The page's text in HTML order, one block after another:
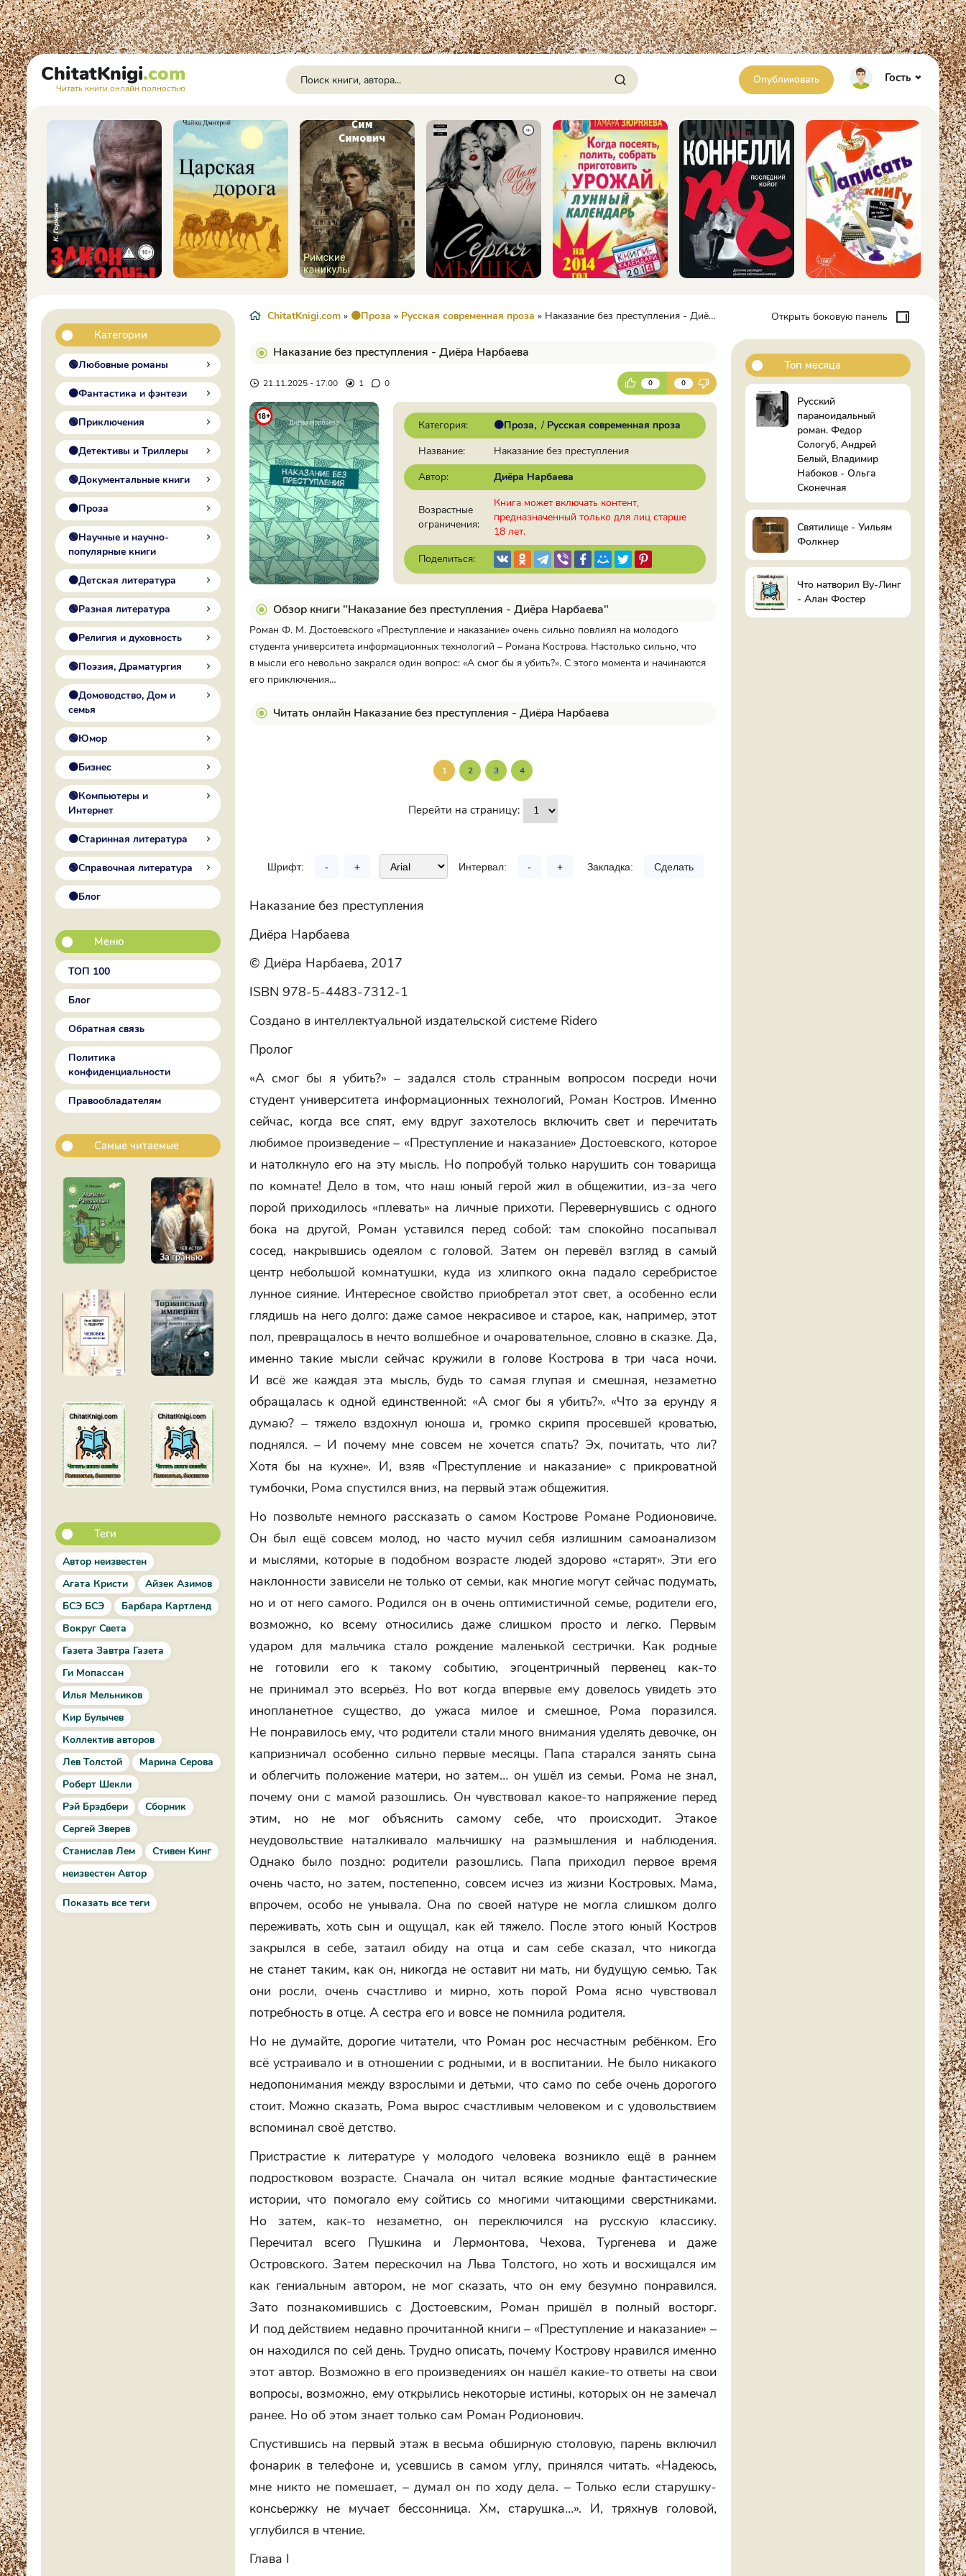
ChitatKnigi.com
Читать книги онлайн полностью
Опубликовать Гость
Категории
🟢Любовные романы
🟠Фантастика и фэнтези
🟢Приключения
🟠Детективы и Триллеры
🟢Документальные книги
🟠Проза
🟢Научные и научно-
популярные книги
🟠Детская литература
🟢Разная литература
🟠Религия и духовность
🟢Поэзия, Драматургия
🟠Домоводство, Дом и
семья
🟢Юмор
🟠Бизнес
🟢Компьютеры и
Интернет
🟠Старинная литература
🟢Справочная литература
🟠Блог
Меню
ТОП 100
Блог
Обратная связь
Политика
конфиденциальности
Правообладателям
Самые читаемые
Теги
Автор неизвестен
Агата Кристи
Айзек Азимов
БСЭ БСЭ
Барбара Картленд
Вокруг Света
Газета Завтра Газета
Ги Мопассан
Илья Мельников
Кир Булычев
Коллектив авторов
Лев Толстой
Марина Серова
Роберт Шекли
Рэй Брэдбери
Сборник
Сергей Зверев
Станислав Лем
Стивен Кинг
неизвестен Автор
Показать все теги
ChitatKnigi.com » 🟠Проза » Русская современная проза » Наказание без преступления - Диёра Нарбаева
Наказание без преступления - Диёра Нарбаева
21.11.2025 - 17:00 1 0 0 0
Категория: 🟠Проза / Русская современная проза
Название:
Наказание без преступления
Автор:
Диёра Нарбаева
Возрастные
ограничения:
Книга может включать контент,
предназначенный только для лиц старше
18 лет.
Поделиться:
Обзор книги "Наказание без преступления - Диёра Нарбаева"
Роман Ф. М. Достоевского «Преступление и наказание» очень сильно повлиял на молодого
студента университета информационных технологий – Романа Кострова. Настолько сильно, что
в мысли его невольно закрался один вопрос: «А смог бы я убить?». С этого момента и начинаются
его приключения…
Читать онлайн Наказание без преступления - Диёра Нарбаева
1 2 3 4
Перейти на страницу:
Шрифт: - + Интервал: - + Закладка: Сделать
Наказание без преступления
Диёра Нарбаева
© Диёра Нарбаева, 2017
ISBN 978-5-4483-7312-1
Создано в интеллектуальной издательской системе Ridero
Пролог
«А смог бы я убить?» – задался столь странным вопросом посреди ночи
студент университета информационных технологий, Роман Костров. Именно
сейчас, когда все спят, ему вдруг захотелось включить свет и перечитать
любимое произведение – «Преступление и наказание» Достоевского, которое
и натолкнуло его на эту мысль. Но попробуй только нарушить сон товарища
по комнате! Дело в том, что наш юный герой жил в общежитии, из-за чего
порой приходилось «плевать» на личные прихоти. Перевернувшись с одного
бока на другой, Роман уставился перед собой: там спокойно посапывал
сосед, накрывшись одеялом с головой. Затем он перевёл взгляд в самый
центр небольшой комнатушки, куда из хлипкого окна падало серебристое
лунное сияние. Интересное свойство приобретал этот свет, а особенно если
глядишь на него долго: даже самое некрасивое и старое, как, например, этот
пол, превращалось в нечто волшебное и очаровательное, словно в сказке. Да,
именно такие мысли сейчас кружили в голове Кострова в три часа ночи.
И всё же каждая эта мысль, будь то самая глупая и смешная, незаметно
обращалась к одной единственной: «А смог бы я убить?». «Что за ерунду я
думаю? – тяжело вздохнул юноша и, громко скрипя просевшей кроватью,
поднялся. – И почему мне совсем не хочется спать? Эх, почитать, что ли?
Хотя бы на кухне». И, взяв «Преступление и наказание» с прикроватной
тумбочки, Рома спустился вниз, на первый этаж общежития.
Но позвольте немного рассказать о самом Кострове Романе Родионовиче.
Он был ещё совсем молод, но часто мучил себя излишним самоанализом
и мыслями, которые в подобном возрасте людей здорово «старят». Эти его
наклонности зависели не только от семьи, как многие могут сейчас подумать,
но и от него самого. Родился он в очень оптимистичной семье, родители его,
возможно, ко всему относились даже слишком просто и легко. Первым
ударом для мальчика стало рождение маленькой сестрички. Как родные
не готовили его к такому событию, эгоцентричный первенец как-то
не принимал это всерьёз. Но вот когда впервые ему довелось увидеть это
инопланетное существо, до ужаса милое и смешное, Рома поразился.
Не понравилось ему, что родители стали много внимания уделять девочке, он
капризничал особенно сильно первые месяцы. Папа старался занять сына
и облегчить положение матери, но затем… он ушёл из семьи. Рома не знал,
почему они с мамой разошлись. Он чувствовал какое-то напряжение перед
этим, но не мог объяснить самому себе, что происходит. Этакое
неудовольствие наталкивало мальчишку на размышления и наблюдения.
Однако было поздно: родители разошлись. Папа приходил первое время
очень часто, но затем, постепенно, совсем исчез из жизни Костровых. Мама,
впрочем, особо не унывала. Она по своей натуре не могла слишком долго
переживать, хоть сын и ощущал, как ей тяжело. После этого юный Костров
закрылся в себе, затаил обиду на отца и сам себе сказал, что никогда
не станет таким, как он, никогда не оставит ни мать, ни будущую семью. Так
они росли, очень счастливо и мирно, хоть порой Рома ясно чувствовал
потребность в отце. А сестра его и вовсе не помнила родителя.
Но не думайте, дорогие читатели, что Роман рос несчастным ребёнком. Его
всё устраивало и в отношении с родными, и в воспитании. Не было никакого
недопонимания между взрослыми и детьми, что само по себе очень дорогого
стоит. Можно сказать, Рома вырос счастливым человеком и с удовольствием
вспоминал своё детство.
Пристрастие к литературе у молодого человека возникло ещё в раннем
подростковом возрасте. Сначала он читал всякие модные фантастические
истории, что помогало ему сойтись со многими читающими сверстниками.
Но затем, как-то незаметно, он переключился на русскую классику.
Перечитал всего Пушкина и Лермонтова, Чехова, Тургенева и даже
Островского. Затем перескочил на Льва Толстого, но хоть и восхищался им
как гениальным автором, не мог сказать, что он ему безумно понравился.
Зато познакомившись с Достоевским, Роман пришёл в полный восторг.
И под действием недавно прочитанной книги – «Преступление и наказание» –
он находился по сей день. Трудно описать, почему Кострову нравился именно
этот автор. Возможно в его произведениях он нашёл какие-то ответы на свои
вопросы, возможно, ему открылись некоторые истины, которых он не замечал
ранее. Но об этом знает только сам Роман Родионович.
Спустившись на первый этаж в весьма обширную столовую, парень включил
фонарик в телефоне и, усевшись в самом углу, принялся читать. «Надеюсь,
мне никто не помешает, – думал он по ходу дела. – Только если старушку-
консьержку не мучает бессонница. Хм, старушка…». И, тряхнув головой,
углубился в чтение.
Глава I
Открыть боковую панель
Топ месяца
Русский
параноидальный
роман. Федор
Сологуб, Андрей
Белый, Владимир
Набоков - Ольга
Сконечная
Святилище - Уильям
Фолкнер
Что натворил Ву-Линг
- Алан Фостер